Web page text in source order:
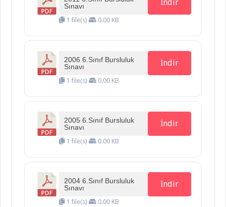
Sınavı
1 file(s) 0.00 KB
İndir
2006 6.Sınıf Bursluluk
Sınavı
1 file(s) 0.00 KB
İndir
2005 6.Sınıf Bursluluk
Sınavı
1 file(s) 0.00 KB
İndir
2004 6.Sınıf Bursluluk
Sınavı
1 file(s) 0.00 KB
İndir